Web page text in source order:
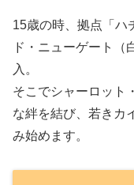
15歳の時、拠点「ハ
ド・ニューゲート（
入。
そこでシャーロット
な絆を結び、若きカ
み始めます。